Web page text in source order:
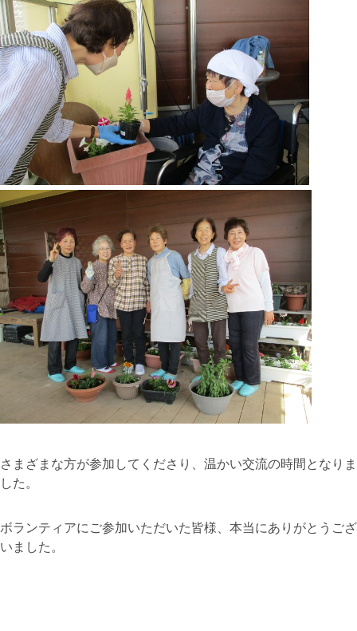
さまざまな方が参加してくださり、温かい交流の時間となりま
した。
ボランティアにご参加いただいた皆様、本当にありがとうござ
いました。